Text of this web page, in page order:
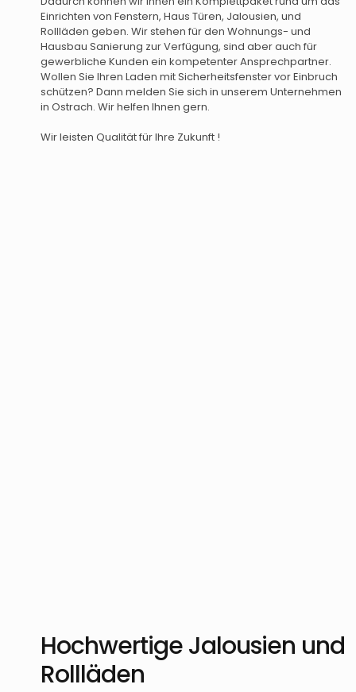
Einrichten von Fenstern, Haus Türen, Jalousien, und
Rollläden geben. Wir stehen für den Wohnungs- und
Hausbau Sanierung zur Verfügung, sind aber auch für
gewerbliche Kunden ein kompetenter Ansprechpartner.
Wollen Sie Ihren Laden mit Sicherheitsfenster vor Einbruch
schützen? Dann melden Sie sich in unserem Unternehmen
in Ostrach. Wir helfen Ihnen gern.
Wir leisten Qualität für Ihre Zukunft !
Hochwertige Jalousien und
Rollläden